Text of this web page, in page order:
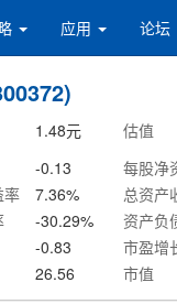
应用 论坛
1.48元 估值
-0.13 每股净
率
7.36% 总资产
-30.29% 资产负
-0.83 市盈增
26.56 市值